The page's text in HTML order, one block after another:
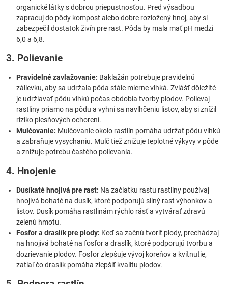
organické látky s dobrou priepustnosťou. Pred výsadbou
zapracuj do pôdy kompost alebo dobre rozložený hnoj, aby si
zabezpečil dostatok živín pre rast. Pôda by mala mať pH medzi
6,0 a 6,8.
3. Polievanie
Pravidelné zavlažovanie: Baklažán potrebuje pravidelnú
zálievku, aby sa udržala pôda stále mierne vlhká. Zvlášť dôležité
je udržiavať pôdu vlhkú počas obdobia tvorby plodov. Polievaj
rastliny priamo na pôdu a vyhni sa navlhčeniu listov, aby si znížil
riziko plesňových ochorení.
Mulčovanie: Mulčovanie okolo rastlín pomáha udržať pôdu vlhkú
a zabraňuje vysychaniu. Mulč tiež znižuje teplotné výkyvy v pôde
a znižuje potrebu častého polievania.
4. Hnojenie
Dusíkaté hnojivá pre rast: Na začiatku rastu rastliny používaj
hnojivá bohaté na dusík, ktoré podporujú silný rast výhonkov a
listov. Dusík pomáha rastlinám rýchlo rásť a vytvárať zdravú
zelenú hmotu.
Fosfor a draslík pre plody: Keď sa začnú tvoriť plody, prechádzaj
na hnojivá bohaté na fosfor a draslík, ktoré podporujú tvorbu a
dozrievanie plodov. Fosfor zlepšuje vývoj koreňov a kvitnutie,
zatiaľ čo draslík pomáha zlepšiť kvalitu plodov.